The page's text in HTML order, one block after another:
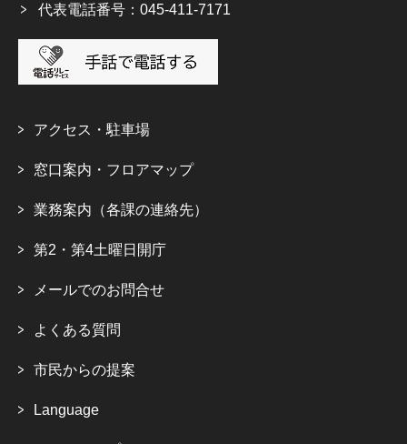
代表電話番号：045-411-7171
アクセス・駐車場
窓口案内・フロアマップ
業務案内（各課の連絡先）
第2・第4土曜日開庁
メールでのお問合せ
よくある質問
市民からの提案
Language